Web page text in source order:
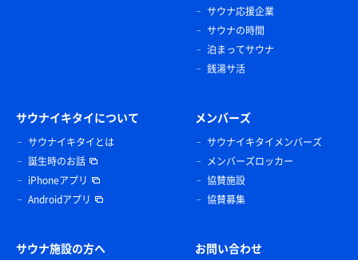
サウナ応援企業
サウナの時間
泊まってサウナ
銭湯サ活
サウナイキタイについて
サウナイキタイとは
誕生時のお話
iPhoneアプリ
Androidアプリ
メンバーズ
サウナイキタイメンバーズ
メンバーズロッカー
協賛施設
協賛募集
サウナ施設の方へ お問い合わせ